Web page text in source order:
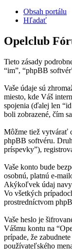
Obsah portálu
Hľadať
Opelclub
Tieto zásady
“im”, “phpBB
Vaše údaje sú
miesto, kde Váš
spojenia (ďalej len
boli zobrazené, čím
Môžme tiež vytvárať
phpBB softvéru.
príspevky”),
Vaše konto bude
osobnú, platnú e-
Akýkoľvek údaj
Vo všetkých
prostredníctvom
Vaše heslo je
Vášmu kontu na
prípade, že
používateľského